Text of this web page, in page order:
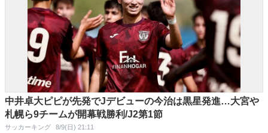
中井卓大ピピが先発でJデビューの今治は黒星発進…大宮や
札幌ら9チームが開幕戦勝利/J2第1節
サッカーキング 8/9(日) 21:11